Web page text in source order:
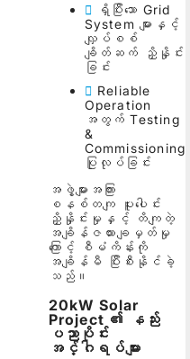
ရှိပြီးသော Grid
System များနှင့်
လျှပ်စစ်
ချိတ်ဆက် ညှိနှိုင်း
ခြင်း
Reliable
Operation
အတွက် Testing
&
Commissioning
ပြုလုပ်ခြင်း
အဖွဲ့များအကြား
စနစ်တကျ ပူးပေါင်း
ညှိနှိုင်းမှုနှင့် တိကျတဲ့
အချိန်ဇယားချမှတ်မှု
ကြောင့် စီမံကိန်းကို
အချိန်မီ ပြီးစီးနိုင်ခဲ့
သည်။
20kW Solar
Project ၏ နည်း
ပညာပိုင်း
အင်္ဂါရပ်များ